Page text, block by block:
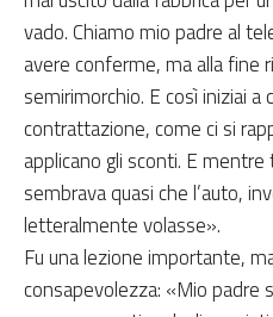
vado. Chiamo mio padre al
avere conferme, ma alla fine
semirimorchio. E così iniziai
contrattazione, come ci si
applicano gli sconti. E
sembrava quasi che l’auto,
letteralmente volasse».
Fu una lezione importante,
consapevolezza: «Mio padre